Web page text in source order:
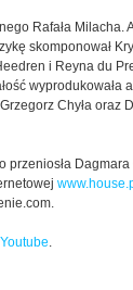
Rafała Milacha.
skomponował
i Reyna du
wyprodukowała
Chyła oraz
Dagmara
Youtube.